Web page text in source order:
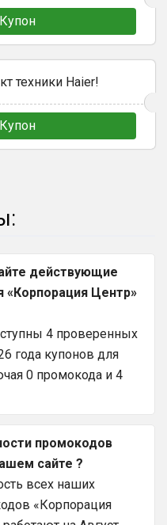
техники Haier!
действующие
«Корпорация Центр»
4 проверенных
года купонов для
0 промокода и 4
промокодов
сайте ?
всех наших
«Корпорация